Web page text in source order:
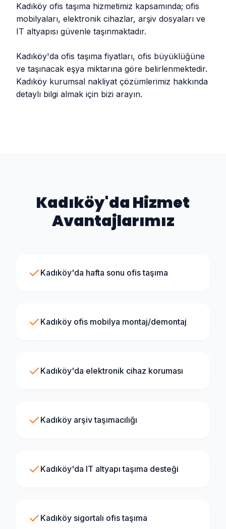
Kadıköy ofis taşıma hizmetimiz kapsamında; ofis
mobilyaları, elektronik cihazlar, arşiv dosyaları ve
IT altyapısı güvenle taşınmaktadır.
Kadıköy'da ofis taşıma fiyatları, ofis büyüklüğüne
ve taşınacak eşya miktarına göre belirlenmektedir.
Kadıköy kurumsal nakliyat çözümlerimiz hakkında
detaylı bilgi almak için bizi arayın.
Kadıköy'da Hizmet
Avantajlarımız
Kadıköy'da hafta sonu ofis taşıma
Kadıköy ofis mobilya montaj/demontaj
Kadıköy'da elektronik cihaz koruması
Kadıköy arşiv taşımacılığı
Kadıköy'da IT altyapı taşıma desteği
Kadıköy sigortalı ofis taşıma